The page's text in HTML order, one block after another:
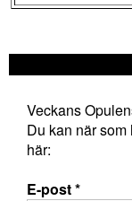
Veckans
Du kan när
här:
E-post*